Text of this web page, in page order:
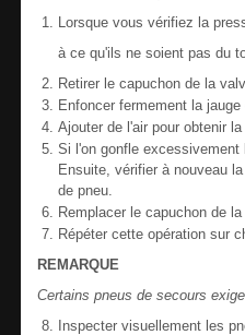
Lorsque vous vérifiez la
à ce qu'ils ne soient pas du
Retirer le capuchon de la
Enfoncer fermement la
Ajouter de l'air pour obtenir
Si l'on gonfle excessivement
Ensuite, vérifier à nouveau
de pneu.
Remplacer le capuchon de
Répéter cette opération sur
REMARQUE
Certains pneus de secours
Inspecter visuellement les